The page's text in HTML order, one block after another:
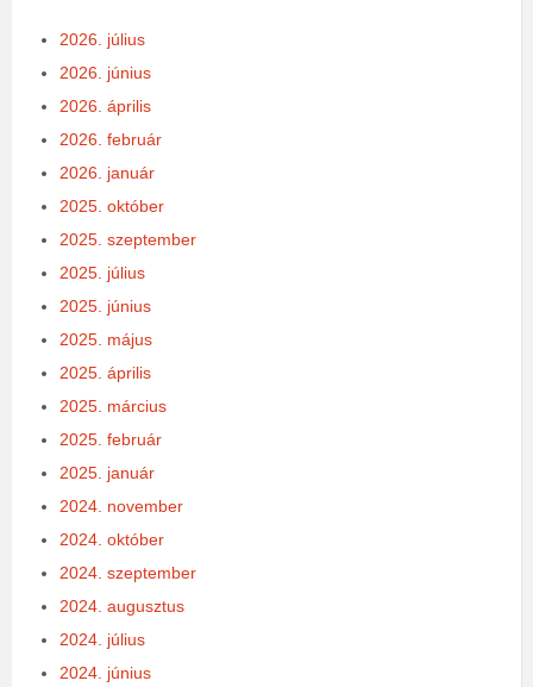
2026. július
2026. június
2026. április
2026. február
2026. január
2025. október
2025. szeptember
2025. július
2025. június
2025. május
2025. április
2025. március
2025. február
2025. január
2024. november
2024. október
2024. szeptember
2024. augusztus
2024. július
2024. június